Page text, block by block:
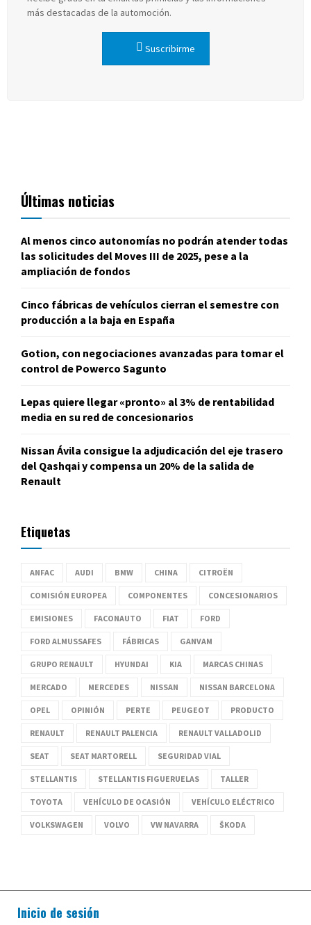
más destacadas de la automoción.
Suscribirme
Últimas noticias
Al menos cinco autonomías no podrán atender todas
las solicitudes del Moves III de 2025, pese a la
ampliación de fondos
Cinco fábricas de vehículos cierran el semestre con
producción a la baja en España
Gotion, con negociaciones avanzadas para tomar el
control de Powerco Sagunto
Lepas quiere llegar «pronto» al 3% de rentabilidad
media en su red de concesionarios
Nissan Ávila consigue la adjudicación del eje trasero
del Qashqai y compensa un 20% de la salida de
Renault
Etiquetas
ANFAC AUDI BMW CHINA CITROËN
COMISIÓN EUROPEA COMPONENTES CONCESIONARIOS
EMISIONES FACONAUTO FIAT FORD
FORD ALMUSSAFES FÁBRICAS GANVAM
GRUPO RENAULT HYUNDAI KIA MARCAS CHINAS
MERCADO MERCEDES NISSAN NISSAN BARCELONA
OPEL OPINIÓN PERTE PEUGEOT PRODUCTO
RENAULT RENAULT PALENCIA RENAULT VALLADOLID
SEAT SEAT MARTORELL SEGURIDAD VIAL
STELLANTIS STELLANTIS FIGUERUELAS TALLER
TOYOTA VEHÍCULO DE OCASIÓN VEHÍCULO ELÉCTRICO
VOLKSWAGEN VOLVO VW NAVARRA ŠKODA
Inicio de sesión